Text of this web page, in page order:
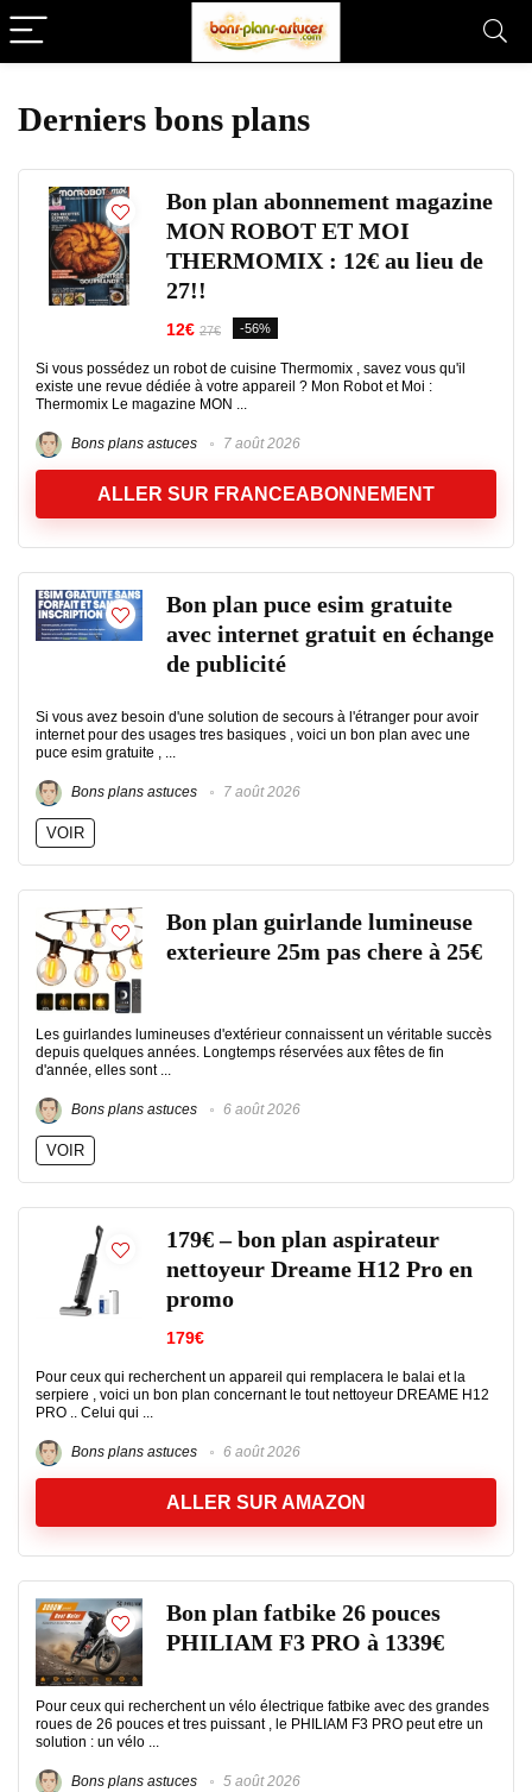
Derniers bons plans
Bon plan abonnement magazine
MON ROBOT ET MOI
THERMOMIX : 12€ au lieu de
27!!
12€ 27€ -56%
Si vous possédez un robot de cuisine Thermomix , savez vous qu'il
existe une revue dédiée à votre appareil ? Mon Robot et Moi :
Thermomix Le magazine MON ...
Bons plans astuces 7 août 2026
ALLER SUR FRANCEABONNEMENT
Bon plan puce esim gratuite
avec internet gratuit en échange
de publicité
Si vous avez besoin d'une solution de secours à l'étranger pour avoir
internet pour des usages tres basiques , voici un bon plan avec une
puce esim gratuite , ...
Bons plans astuces 7 août 2026
VOIR
Bon plan guirlande lumineuse
exterieure 25m pas chere à 25€
Les guirlandes lumineuses d'extérieur connaissent un véritable succès
depuis quelques années. Longtemps réservées aux fêtes de fin
d'année, elles sont ...
Bons plans astuces 6 août 2026
VOIR
179€ – bon plan aspirateur
nettoyeur Dreame H12 Pro en
promo
179€
Pour ceux qui recherchent un appareil qui remplacera le balai et la
serpiere , voici un bon plan concernant le tout nettoyeur DREAME H12
PRO .. Celui qui ...
Bons plans astuces 6 août 2026
ALLER SUR AMAZON
Bon plan fatbike 26 pouces
PHILIAM F3 PRO à 1339€
Pour ceux qui recherchent un vélo électrique fatbike avec des grandes
roues de 26 pouces et tres puissant , le PHILIAM F3 PRO peut etre un
solution : un vélo ...
Bons plans astuces 5 août 2026